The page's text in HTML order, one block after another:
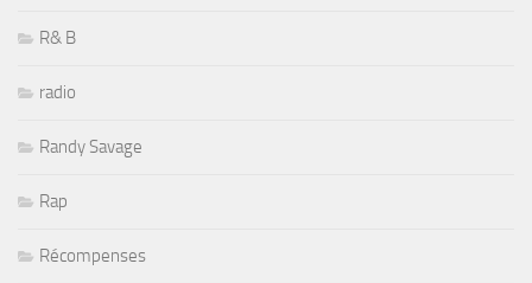
R& B
radio
Randy Savage
Rap
Récompenses